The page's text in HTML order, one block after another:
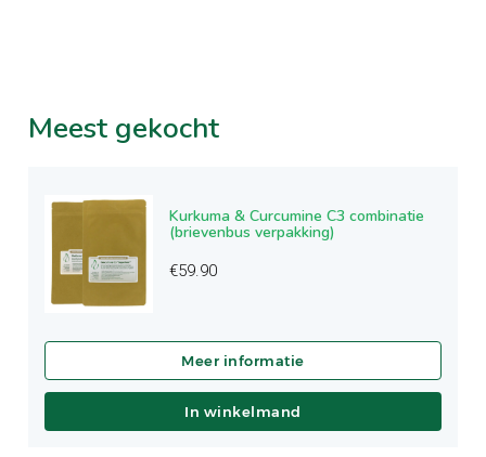
Meest gekocht
Kurkuma & Curcumine C3 combinatie
(brievenbus verpakking)
€59.90
In winkelmand